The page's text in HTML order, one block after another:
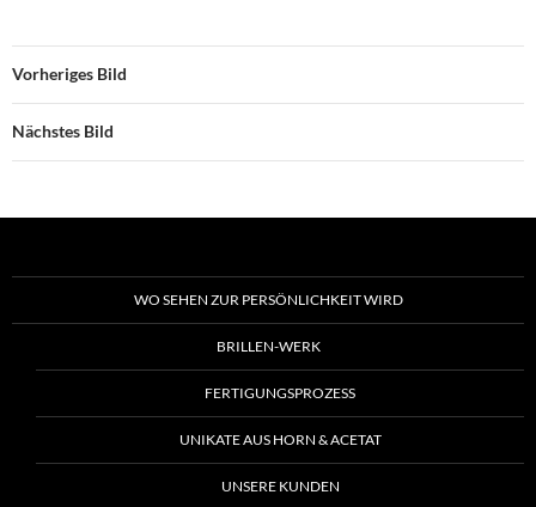
Vorheriges Bild
Nächstes Bild
WO SEHEN ZUR PERSÖNLICHKEIT WIRD
BRILLEN-WERK
FERTIGUNGSPROZESS
UNIKATE AUS HORN & ACETAT
UNSERE KUNDEN